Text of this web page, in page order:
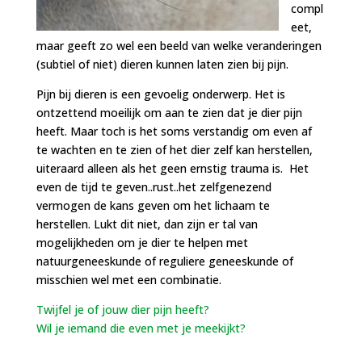
compl
eet,
maar geeft zo wel een beeld van welke veranderingen
(subtiel of niet) dieren kunnen laten zien bij pijn.
Pijn bij dieren is een gevoelig onderwerp. Het is
ontzettend moeilijk om aan te zien dat je dier pijn
heeft. Maar toch is het soms verstandig om even af
te wachten en te zien of het dier zelf kan herstellen,
uiteraard alleen als het geen ernstig trauma is. Het
even de tijd te geven..rust..het zelfgenezend
vermogen de kans geven om het lichaam te
herstellen. Lukt dit niet, dan zijn er tal van
mogelijkheden om je dier te helpen met
natuurgeneeskunde of reguliere geneeskunde of
misschien wel met een combinatie.
Twijfel je of jouw dier pijn heeft?
Wil je iemand die even met je meekijkt?